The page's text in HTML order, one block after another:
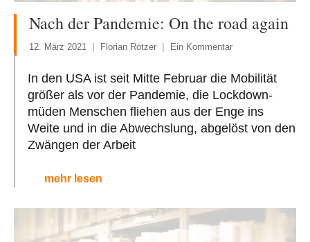
Nach der Pandemie: On the road again
12. März 2021 Florian Rötzer Ein Kommentar
In den USA ist seit Mitte Februar die Mobilität
größer als vor der Pandemie, die Lockdown-
müden Menschen fliehen aus der Enge ins
Weite und in die Abwechslung, abgelöst von den
Zwängen der Arbeit
mehr lesen